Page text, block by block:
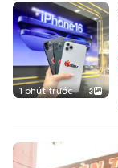
1 phút trước 3